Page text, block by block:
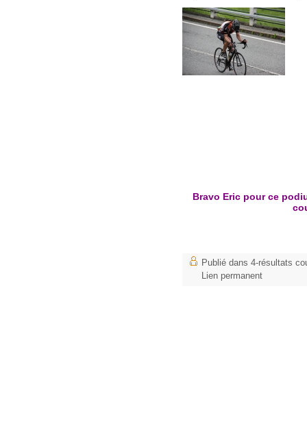
Bravo Eric pour ce
Publié dans 4-résultats
Lien permanent